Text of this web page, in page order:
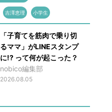
吉澤恵理 小学生
「子育てを筋肉で乗り切
るママ」がLINEスタンプ
に!? って何が起こった？
nobico編集部
2026.08.05